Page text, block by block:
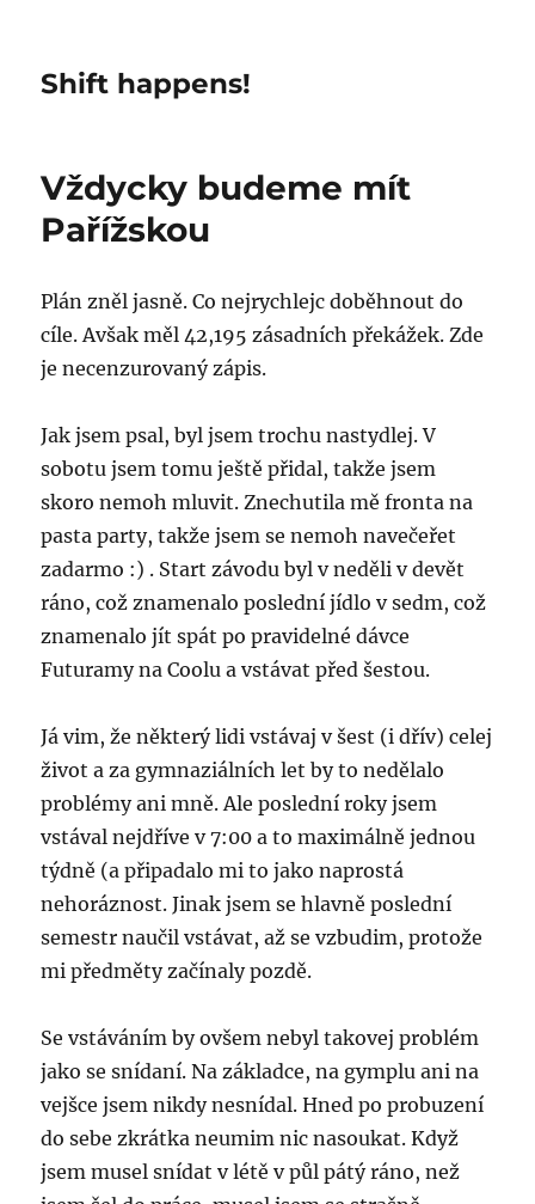
Shift happens!
Vždycky budeme mít
Pařížskou
Plán zněl jasně. Co nejrychlejc doběhnout do
cíle. Avšak měl 42,195 zásadních překážek. Zde
je necenzurovaný zápis.
Jak jsem psal, byl jsem trochu nastydlej. V
sobotu jsem tomu ještě přidal, takže jsem
skoro nemoh mluvit. Znechutila mě fronta na
pasta party, takže jsem se nemoh navečeřet
zadarmo :) . Start závodu byl v neděli v devět
ráno, což znamenalo poslední jídlo v sedm, což
znamenalo jít spát po pravidelné dávce
Futuramy na Coolu a vstávat před šestou.
Já vim, že některý lidi vstávaj v šest (i dřív) celej
život a za gymnaziálních let by to nedělalo
problémy ani mně. Ale poslední roky jsem
vstával nejdříve v 7:00 a to maximálně jednou
týdně (a připadalo mi to jako naprostá
nehoráznost. Jinak jsem se hlavně poslední
semestr naučil vstávat, až se vzbudim, protože
mi předměty začínaly pozdě.
Se vstáváním by ovšem nebyl takovej problém
jako se snídaní. Na základce, na gymplu ani na
vejšce jsem nikdy nesnídal. Hned po probuzení
do sebe zkrátka neumim nic nasoukat. Když
jsem musel snídat v létě v půl pátý ráno, než